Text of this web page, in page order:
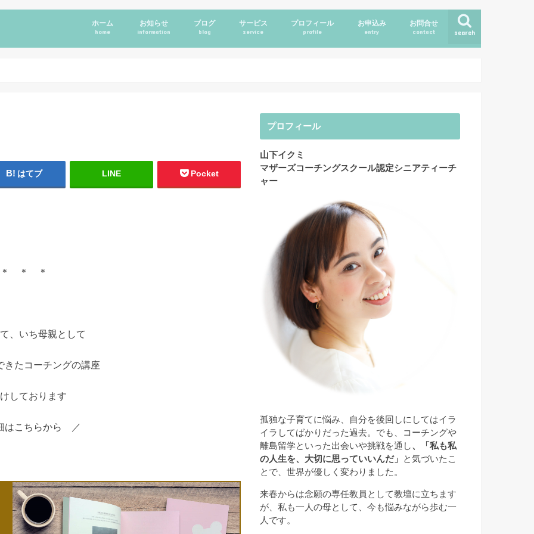
search
ホーム
home
お知らせ
information
ブログ
blog
サービス
service
プロフィール
profile
お申込み
entry
お問合せ
contact
はてブ LINE Pocket
＊ ＊ ＊
、いち母親として
きたコーチングの講座
しております
こちらから ／
プロフィール
山下イクミ
マザーズコーチングスクール認定シニアティーチ
ャー
孤独な子育てに悩み、自分を後回しにしてはイラ
イラしてばかりだった過去。でも、コーチングや
離島留学といった出会いや挑戦を通し、「私も私
の人生を、大切に思っていいんだ」
と気づいたこ
とで、世界が優しく変わりました。
来春からは念願の専任教員として教壇に立ちます
が、私も一人の母として、今も悩みながら歩む一
人です。